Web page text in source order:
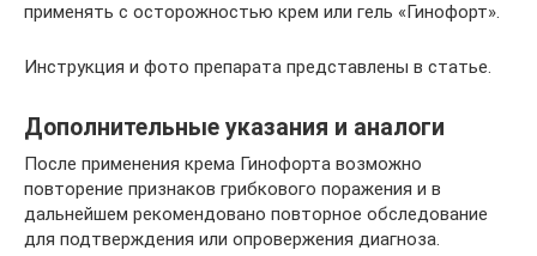
применять с осторожностью крем или гель «Гинофорт».
Инструкция и фото препарата представлены в статье.
Дополнительные указания и аналоги
После применения крема Гинофорта возможно
повторение признаков грибкового поражения и в
дальнейшем рекомендовано повторное обследование
для подтверждения или опровержения диагноза.